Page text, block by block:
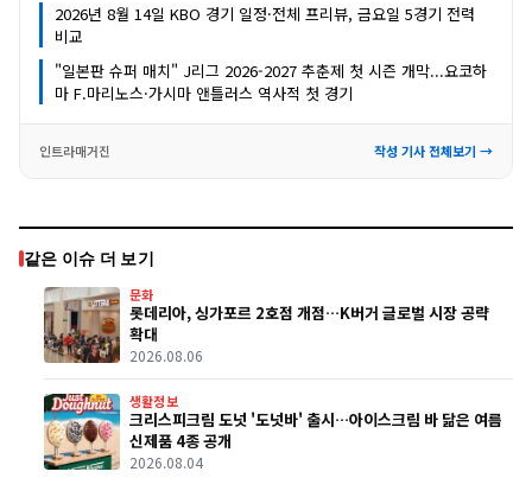
2026년 8월 14일 KBO 경기 일정·전체 프리뷰, 금요일 5경기 전력
비교
"일본판 슈퍼 매치" J리그 2026-2027 추춘제 첫 시즌 개막...요코하
마 F.마리노스·가시마 앤틀러스 역사적 첫 경기
인트라매거진 작성 기사 전체보기 →
같은 이슈 더 보기
문화
롯데리아, 싱가포르 2호점 개점…K버거 글로벌 시장 공략
확대
2026.08.06
생활정보
크리스피크림 도넛 '도넛바' 출시…아이스크림 바 닮은 여름
신제품 4종 공개
2026.08.04